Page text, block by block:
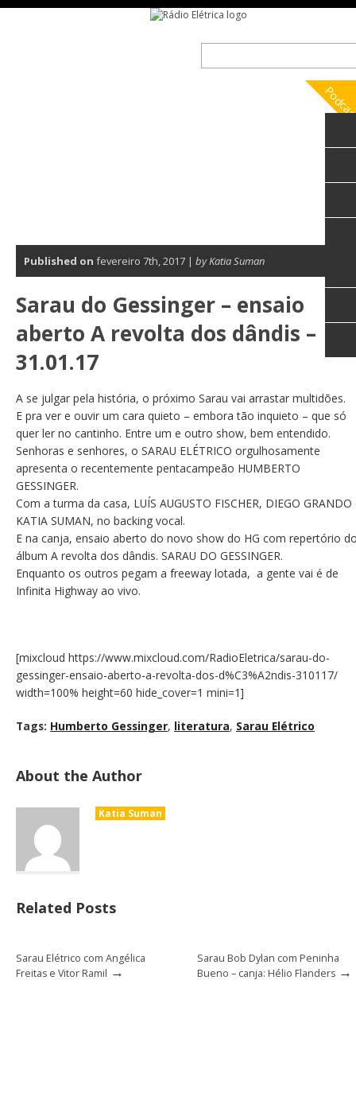
Published on fevereiro 7th, 2017 | by Katia Suman
Sarau do Gessinger – ensaio
aberto A revolta dos dândis –
31.01.17
A se julgar pela história, o próximo Sarau vai arrastar multidões.
E pra ver e ouvir um cara quieto – embora tão inquieto – que só
quer ler no cantinho. Entre um e outro show, bem entendido.
Senhoras e senhores, o SARAU ELÉTRICO orgulhosamente
apresenta o recentemente pentacampeão HUMBERTO
GESSINGER.
Com a turma da casa, LUÍS AUGUSTO FISCHER, DIEGO GRANDO
KATIA SUMAN, no backing vocal.
E na canja, ensaio aberto do novo show do HG com repertório
álbum A revolta dos dândis. SARAU DO GESSINGER.
Enquanto os outros pegam a freeway lotada, a gente vai é de
Infinita Highway ao vivo.
[mixcloud https://www.mixcloud.com/RadioEletrica/sarau-do-
gessinger-ensaio-aberto-a-revolta-dos-d%C3%A2ndis-310117/
width=100% height=60 hide_cover=1 mini=1]
Tags: Humberto Gessinger, literatura, Sarau Elétrico
About the Author
Katia Suman
Related Posts
Sarau Elétrico com Angélica
Freitas e Vitor Ramil →
Sarau Bob Dylan com Peninha
Bueno – canja: Hélio Flanders →